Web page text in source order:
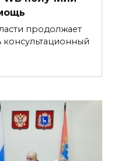
продолжает